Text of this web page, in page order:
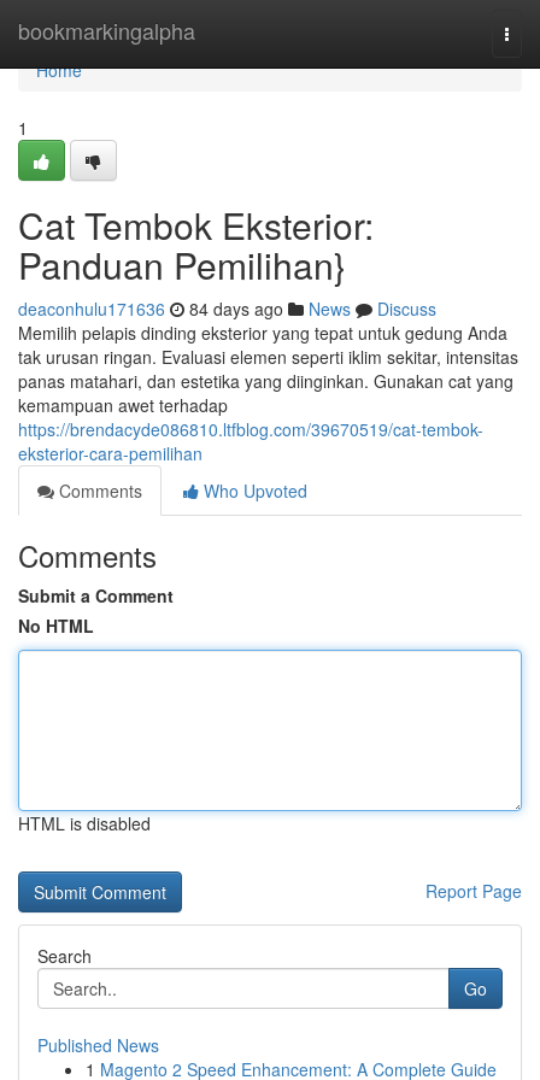
bookmarkingalpha
Home
Home
1
Cat Tembok Eksterior:
Panduan Pemilihan}
deaconhulu171636 84 days ago News
Discuss
Memilih pelapis dinding eksterior yang tepat untuk gedung Anda
tak urusan ringan. Evaluasi elemen seperti iklim sekitar, intensitas
panas matahari, dan estetika yang diinginkan. Gunakan cat yang
kemampuan awet terhadap
https://brendacyde086810.ltfblog.com/39670519/cat-tembok-
eksterior-cara-pemilihan
Comments
Who Upvoted
Comments
Submit a Comment
No HTML
HTML is disabled
Report Page
Search
Go
Published News
1 Magento 2 Speed Enhancement: A Complete Guide